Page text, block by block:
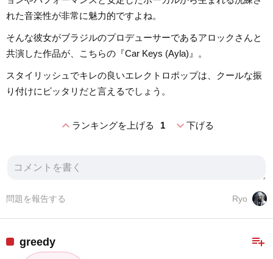
れた音楽性が非常に魅力的ですよね。
そんな彼女がブラジルのプロデューサーであるアロックさんと
共演した作品が、こちらの『Car Keys (Ayla)』。
スタイリッシュでキレの良いエレクトロポップは、クールな振
り付けにピッタリだと言えるでしょう。
expand_lessランキングを上げる 1 expand_more下げる
Ryo
問題を報告する
playlist_add
greedy